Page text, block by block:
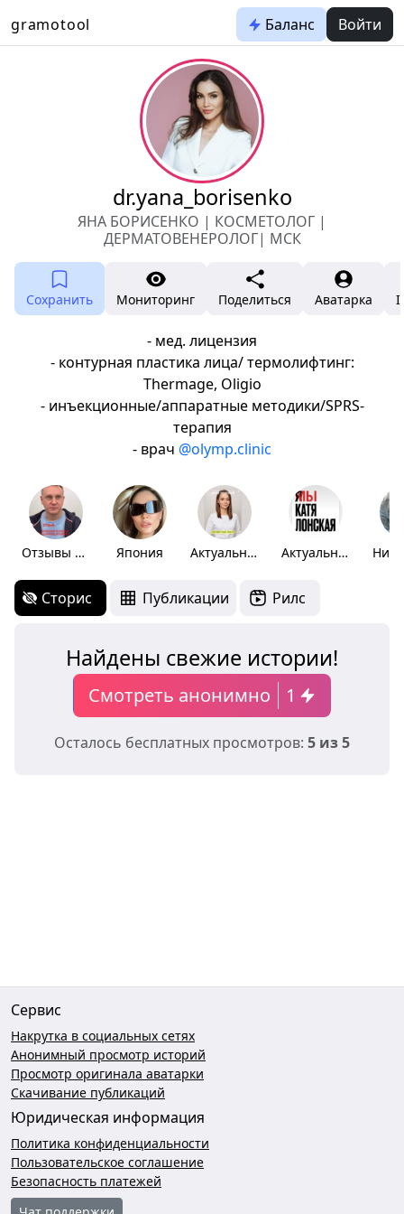
gramotool Баланс Войти
dr.yana_borisenko
ЯНА БОРИСЕНКО | КОСМЕТОЛОГ |
ДЕРМАТОВЕНЕРОЛОГ| МСК
Сохранить Мониторинг Поделиться Аватарка
- мед. лицензия
- контурная пластика лица/ термолифтинг:
Thermage, Oligio
- инъекционные/аппаратные методики/SPRS-
терапия
- врач @olymp.clinic
Отзывы Лонской Япония Актуальное Актуальное
Сторис Публикации Рилс
Найдены свежие истории!
Смотреть анонимно 1
Осталось бесплатных просмотров: 5 из 5
Сервис
Накрутка в социальных сетях
Анонимный просмотр историй
Просмотр оригинала аватарки
Скачивание публикаций
Юридическая информация
Политика конфиденциальности
Пользовательское соглашение
Безопасность платежей